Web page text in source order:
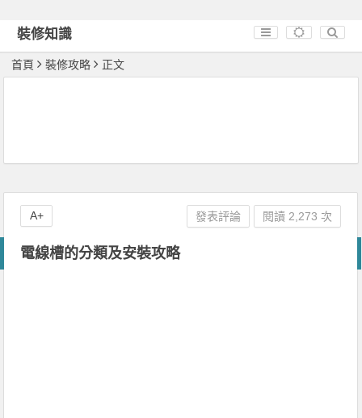
裝修知識
首頁 裝修攻略 正文
電線槽的分類及安裝攻略
發表評論 閱讀 2,273 次
A+